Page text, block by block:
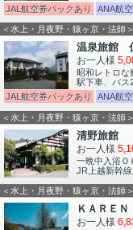
JAL航空券パックあり
ANA航
＜水上・月夜野・猿ヶ京・法師
温泉旅館
お一人様
昭和レトロ
駅下車、バス
JAL航空券パックあり
ANA航
＜水上・月夜野・猿ヶ京・法師
清野旅館
お一人様
一晩中入浴Ｏ
JR上越新幹
＜水上・月夜野・猿ヶ京・法師
ＫＡＲＥ
お一人様